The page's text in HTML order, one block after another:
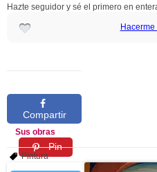
Hazte seguidor y sé el primero en
Compartir
Pin
Sus obras
Pintura